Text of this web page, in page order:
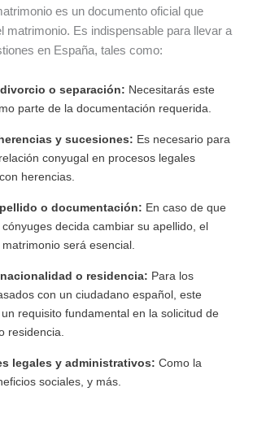
es un documento oficial que
matrimonio. Es indispensable para llevar a
en España, tales como:
o separación: Necesitarás este
parte de la documentación requerida.
y sucesiones: Es necesario para
conyugal en procesos legales
herencias.
o documentación: En caso de que
decida cambiar su apellido, el
será esencial.
o residencia: Para los
con un ciudadano español, este
requisito fundamental en la solicitud de
residencia.
legales y administrativos: Como la
sociales, y más.